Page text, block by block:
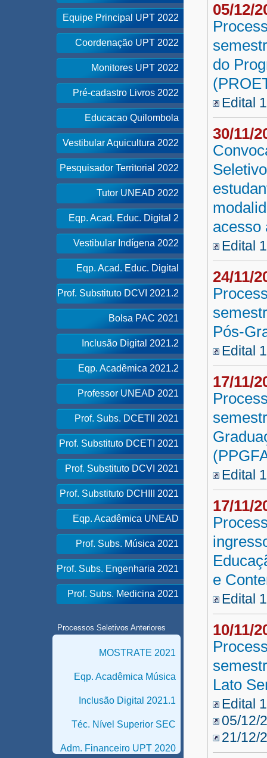
Equipe Principal UPT 2022
Coordenação UPT 2022
Monitores UPT 2022
Pré-cadastro Livros 2022
Educacao Quilombola
Vestibular Aquicultura 2022
Pesquisador Territorial 2022
Tutor UNEAD 2022
Eqp. Acad. Educ. Digital 2
Vestibular Indígena 2022
Eqp. Acad. Educ. Digital
Prof. Substituto DCVI 2021.2
Bolsa PAC 2021
Inclusão Digital 2021.2
Eqp. Acadêmica 2021.2
Professor UNEAD 2021
Prof. Subs. DCETII 2021
Prof. Substituto DCETI 2021
Prof. Substituto DCVI 2021
Prof. Substituto DCHIII 2021
Eqp. Acadêmica UNEAD
Prof. Subs. Música 2021
Prof. Subs. Engenharia 2021
Prof. Subs. Medicina 2021
Processos Seletivos Anteriores
MOSTRATE 2021
Eqp. Acadêmica Música
Inclusão Digital 2021.1
Téc. Nível Superior SEC
Adm. Financeiro UPT 2020
05/12/
do
Edital
30/11/
acesso
Edital
24/11/
Pós-
Edital
17/11/
Edital
17/11/
e
Edital
10/11/
Lato
Edital
05/12/
21/12/